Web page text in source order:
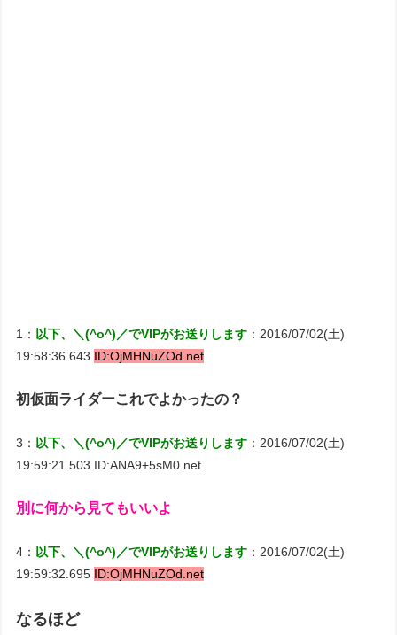
1： 以下、＼(^o^)／でVIPがお送りします ：2016/07/02(土)
19:58:36.643 ID:OjMHNuZOd.net
初仮面ライダーこれでよかったの？
3： 以下、＼(^o^)／でVIPがお送りします ：2016/07/02(土)
19:59:21.503 ID:ANA9+5sM0.net
別に何から見てもいいよ
4： 以下、＼(^o^)／でVIPがお送りします ：2016/07/02(土)
19:59:32.695 ID:OjMHNuZOd.net
なるほど